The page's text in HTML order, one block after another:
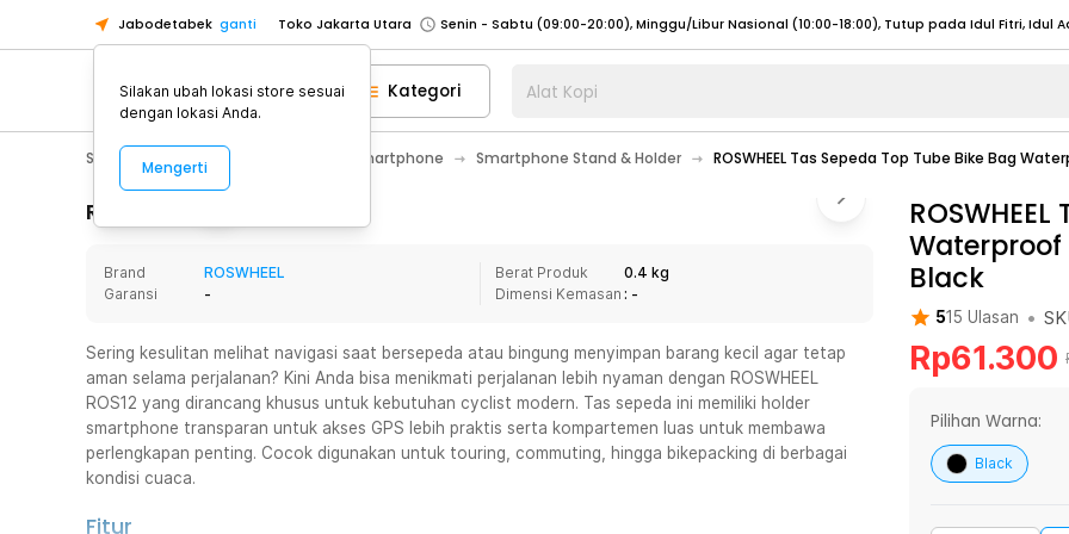
Jabodetabek ganti Toko Jakarta Utara
Toko Tangerang
Toko Cikupa
Pick n Go Jakarta Barat
Senin - Jumat (07:00 - 20:00), Sabtu - Minggu (08:00 - 20:00), Tutup pada Idul Fitri
Pick n Go Bekasi
Senin - Jumat (08:00 - 20:00), Sabtu - Minggu/ Libur Nasional (08:00 - 17:00) Selengkapnya
Senin - Jumat (08:00 - 20:00), Sabtu - Minggu/ Libur Nasional (08:00 - 17:00) Selengkapnya
Senin - Sabtu (09:00-20:00), Minggu/Libur Nasional (12:00-20:00), Tutup pada Idul Fitri
Toko Jakarta Barat
Senin - Sabtu (09:00-20:00), Minggu/Libur Nasional (12:00-20:00), Tutup pada Idul Fitri
Toko Tangerang
Toko Cikupa
Pick n Go Jakarta Barat
Senin - Jumat (07:00 - 20:00), Sabtu - Minggu (08:00 - 20:00), Tutup pada Idul Fitri
Pick n Go Bekasi
Senin - Jumat (08:00 - 20:00), Sabtu - Minggu/ Libur Nasional (08:00 - 17:00) Selengkapnya
Kategori Alat Kopi
Smartphone & Tablet Aksesoris Smartphone Smartphone Stand & Holder ROSWHEEL Tas Sepeda Top Tube Bike Bag
Rincian Produk
Brand
ROSWHEEL
Garansi
-
Berat Produk
0.4 kg
Dimensi Kemasan : -
Sering kesulitan melihat navigasi saat bersepeda atau bingung menyimpan barang kecil agar tetap
aman selama perjalanan? Kini Anda bisa menikmati perjalanan lebih nyaman dengan ROSWHEEL
ROS12 yang dirancang khusus untuk kebutuhan cyclist modern. Tas sepeda ini memiliki holder
smartphone transparan untuk akses GPS lebih praktis serta kompartemen luas untuk membawa
perlengkapan penting. Cocok digunakan untuk touring, commuting, hingga bikepacking di berbagai
kondisi cuaca.
Fitur
Waterproof
Black
515 Ulasan •
Rp61.300
Pilihan Warna:
Black
Silakan ubah lokasi store sesuai
dengan lokasi Anda.
Mengerti